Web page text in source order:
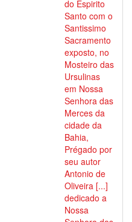
do Espirito
Santo com o
Santissimo
Sacramento
exposto, no
Mosteiro das
Ursulinas
em Nossa
Senhora das
Merces da
cidade da
Bahia,
Prégado por
seu autor
Antonio de
Oliveira [...]
dedicado a
Nossa